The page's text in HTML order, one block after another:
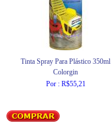
Tinta Spray Para Plástico 350ml
Colorgin
Por : R$55,21